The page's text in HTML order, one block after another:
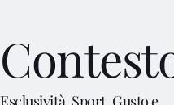
Esclusività, Sport, Gusto e